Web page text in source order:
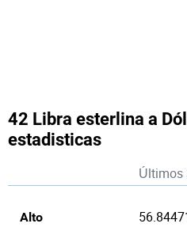
42 Libra esterlina a
estadisticas
Últimos
Alto